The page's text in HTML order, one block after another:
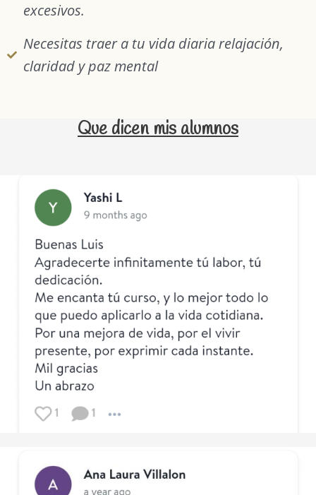
excesivos.
Necesitas traer a tu vida diaria relajación,
claridad y paz mental
Que dicen mis alumnos